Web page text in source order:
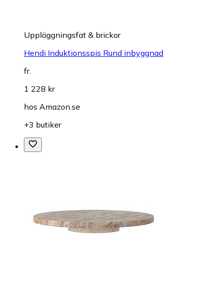
Uppläggningsfat & brickor
Hendi Induktionsspis Rund inbyggnad
fr.
1 228 kr
hos Amazon.se
+3 butiker